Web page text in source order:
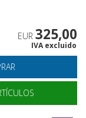
EUR 325,00
IVA excluido